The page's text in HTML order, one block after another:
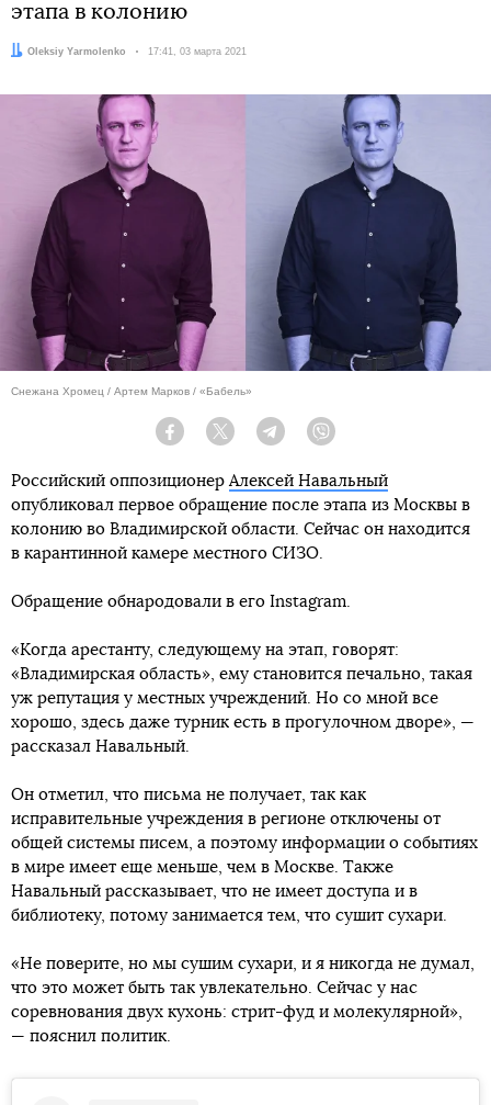
этапа в колонию
Автор:
Oleksiy Yarmolenko Дата:
17:41, 03 марта 2021
Снежана Хромец / Артем Марков / «Бабель»
Facebook Twitter Telegram
Российский оппозиционер Алексей Навальный
опубликовал первое обращение после этапа из Москвы в
колонию во Владимирской области. Сейчас он находится
в карантинной камере местного СИЗО.
Обращение обнародовали в его Instagram.
«Когда арестанту, следующему на этап, говорят:
«Владимирская область», ему становится печально, такая
уж репутация у местных учреждений. Но со мной все
хорошо, здесь даже турник есть в прогулочном дворе», —
рассказал Навальный.
Он отметил, что письма не получает, так как
исправительные учреждения в регионе отключены от
общей системы писем, а поэтому информации о событиях
в мире имеет еще меньше, чем в Москве. Также
Навальный рассказывает, что не имеет доступа и в
библиотеку, потому занимается тем, что сушит сухари.
«Не поверите, но мы сушим сухари, и я никогда не думал,
что это может быть так увлекательно. Сейчас у нас
соревнования двух кухонь: стрит-фуд и молекулярной»,
— пояснил политик.